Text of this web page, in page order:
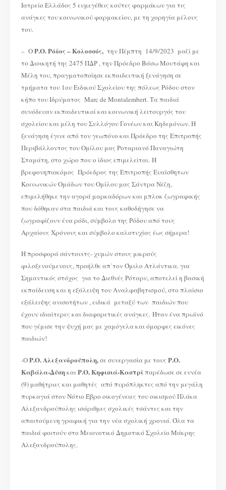
Ιατρείο Ελλάδος 5 ευμεγέθεις κούτες φαρμάκων για τις
ανάγκες του κοινωνικού φαρμακείου, με τη χορηγία μέλους
του.
– ΟΡ.Ο. Ρόδος – Κολοσσός, την Πέμπτη 14/9/2023 μαζί με
το Διοικητή της 2475 ΠΔΡ , την Πρόεδρο Βάσω Μουτάφη και
Μέλη του, πραγματοποίησε εκπαιδευτική ξενάγηση σε
τμήματα του 1ου Ειδικού Σχολείου της πόλεως Ρόδου στον
κήπο του Ιδρύματος Marc de Montalembert. Τα παιδιά
συνόδευαν εκπαιδευτικοί και κοινωνική λειτουργός του
σχολείου και μέλη του Συλλόγου Γονέων και Κηδεμόνων. Η
ξενάγηση έγινε από τον γεωπόνο και Πρόεδρο της Επιτροπής
Περιβάλλοντος του Ομίλου μας Ροταριανό Παναγιώτη
Σταμάτη, στο χώρο που ο ίδιος επιμελείται. Η
βρεφονηπιοκόμος Πρόεδρος της Επιτροπής Ευαίσθητων
Κοινωνικών Ομάδων του Ομίλου μας Σάντρα Νέζη,
επιμελήθηκε την αγορά μαρκαδόρων και μπλοκ ζωγραφικής
που δόθηκαν στα παιδιά και τους καθοδήγησε να
ζωγραφίζουν ένα ρόδι, σύμβολο της Ρόδου από τους
Αρχαίους Χρόνους και σύμβολο καλοτυχίας έως σήμερα!
Η προσφορά σάντουιτς- χυμών στους μικρούς
φιλοξενούμενους, προήλθε απ΄τον Όμιλο Ατλάντικα. για
Σημαντικός στόχος για το Διεθνές Ρόταρυ, αποτελεί η βασική
εκπαίδευση και η εξάλειψη του Αναλφαβητισμού, στο πλαίσιο
εξάλειψης ανισοτήτων , ειδικά μεταξύ των παιδιών που
έχουν ιδιαίτερες και διαφορετικές ανάγκες. Ήταν ένα πρωϊνό
που γέμισε την ψυχή μας με χαμόγελα και όμορφες εικόνες
παιδιών!
-ΟΡ.Ο. Αλεξανδρούπολη,σε συνεργασία με τουςΡ.Ο.
Καβάλα-ΔύσηκαιΡ.Ο. Κηφισιά-Καστρίπαρέδωσε σε εννέα
(9) μαθήτριες και μαθητές από πυρόπληκτες από την μεγάλη
πυρκαγιά στον Νότιο Έβρο οικογένειες του οικισμού Πλάκα
Αλεξανδρούπολης ισάριθμες σχολικές τσάντες και την
απαιτούμενη γραφική για την νέα σχολική χρονιά. Όλα τα
παιδιά φοιτούν στο Μειονοτικό Δημοτικό Σχολείο Μάκρης
Αλεξανδρούπολης.